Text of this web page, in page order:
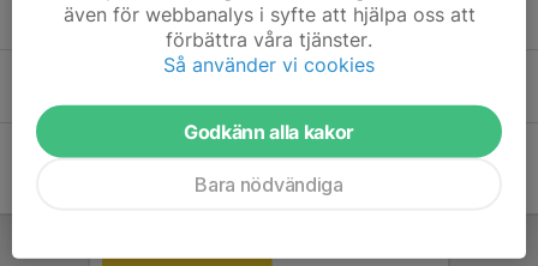
Waraporn Charoenwatthanakorn
även för webbanalys i syfte att hjälpa oss att
förbättra våra tjänster.
Så använder vi cookies
Godkänn alla kakor
Bara nödvändiga